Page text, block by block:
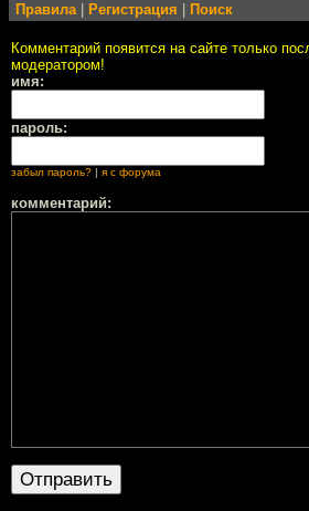
Правила| Регистрация Поиск
Комментарий появится на сайте только
модератором!
имя:
пароль:
забыл пароль? | я с форума
комментарий: